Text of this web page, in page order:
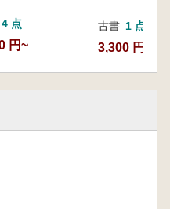
4 点
円~
古書 1 点
3,300 円